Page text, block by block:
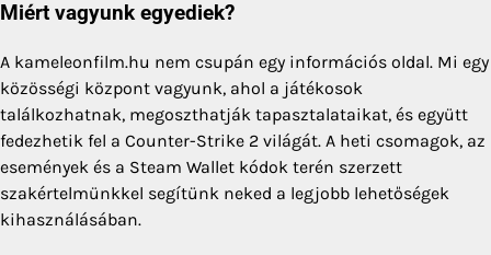
Miért vagyunk egyediek?
A kameleonfilm.hu nem csupán egy információs oldal. Mi egy
közösségi központ vagyunk, ahol a játékosok
találkozhatnak, megoszthatják tapasztalataikat, és együtt
fedezhetik fel a Counter-Strike 2 világát. A heti csomagok, az
események és a Steam Wallet kódok terén szerzett
szakértelmünkkel segítünk neked a legjobb lehetőségek
kihasználásában.